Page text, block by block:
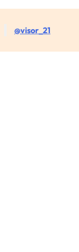
@visor_21